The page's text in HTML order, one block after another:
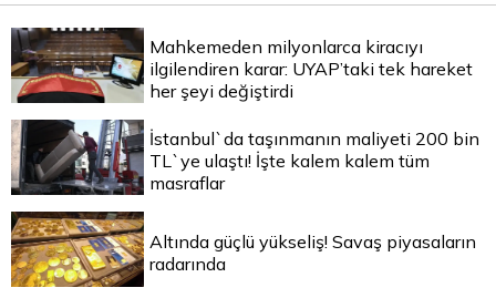
Mahkemeden milyonlarca kiracıyı
ilgilendiren karar: UYAP’taki tek hareket
her şeyi değiştirdi
İstanbul`da taşınmanın maliyeti 200 bin
TL`ye ulaştı! İşte kalem kalem tüm
masraflar
Altında güçlü yükseliş! Savaş piyasaların
radarında